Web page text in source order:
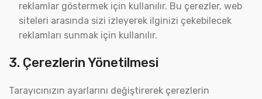
reklamlar göstermek için kullanılır. Bu çerezler, web
siteleri arasında sizi izleyerek ilginizi çekebilecek
reklamları sunmak için kullanılır.
3. Çerezlerin Yönetilmesi
Tarayıcınızın ayarlarını değiştirerek çerezlerin